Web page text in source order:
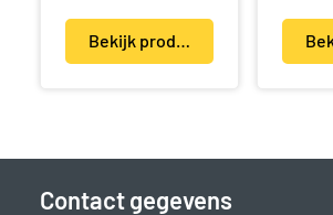
Bekijk product(en)
Contact gegevens